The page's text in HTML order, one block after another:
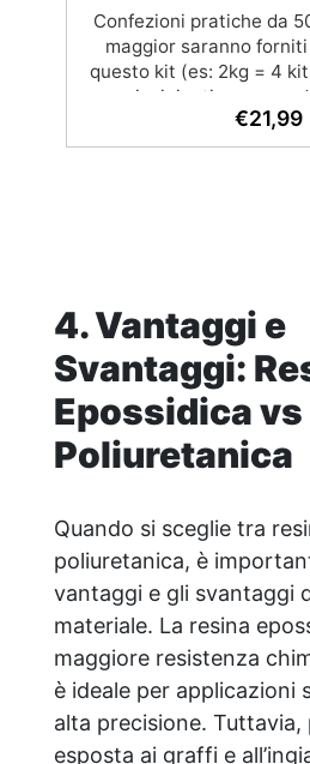
Confezioni pratiche da
maggior saranno
questo kit (es: 2kg = 4
per principianti: a prova
per chi inizia. Sempre
una finitura brillante e
graffi e
€21,99
4. Vantaggi e
Svantaggi:
Epossidica vs
Poliuretanica
Quando si sceglie tra
poliuretanica, è
vantaggi e gli svantaggi
materiale. La resina
maggiore resistenza
è ideale per applicazioni
alta precisione. Tuttavia,
esposta ai graffi e